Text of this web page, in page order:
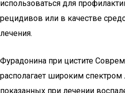
использоваться для
рецидивов или в качестве
лечения.
Фурадонина при цистите
располагает широким спектром
показанных при лечении